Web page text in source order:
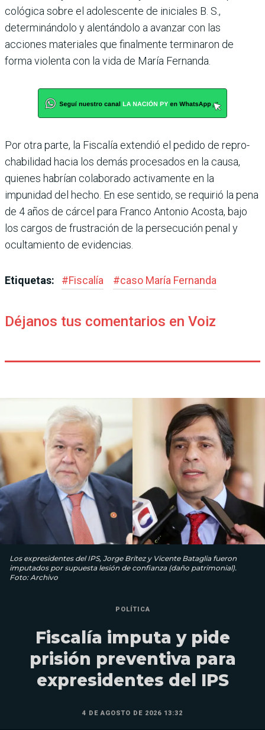
cológica sobre el adolescente de iniciales B. S.,
determinándolo y alentándolo a avanzar con las
acciones materiales que final­mente terminaron de
forma violenta con la vida de María Fernanda.
Por otra parte, la Fiscalía extendió el pedido de repro­
chabilidad hacia los demás procesados en la causa,
quie­nes habrían colaborado acti­vamente en la
impunidad del hecho. En ese sentido, se requirió la pena
de 4 años de cárcel para Franco Anto­nio Acosta, bajo
los cargos de frustración de la persecu­ción penal y
ocultamiento de evidencias.
Etiquetas: #Fiscalía #caso María Fernanda
Déjanos tus comentarios en Voiz
Los expresidentes del IPS, Jorge Brítez y Vicente Bataglia fueron
imputados por supuesta lesión de confianza (daño patrimonial).
Foto: Archivo
POLÍTICA
Fiscalía imputa y pide
prisión preventiva para
expresidentes del IPS
4 DE AGOSTO DE 2026 13:32